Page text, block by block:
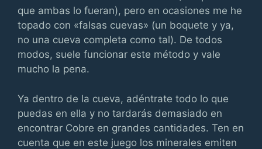
que ambas lo fueran), pero en ocasiones me he
topado con «falsas cuevas» (un boquete y ya,
no una cueva completa como tal). De todos
modos, suele funcionar este método y vale
mucho la pena.
Ya dentro de la cueva, adéntrate todo lo que
puedas en ella y no tardarás demasiado en
encontrar Cobre en grandes cantidades. Ten en
cuenta que en este juego los minerales emiten